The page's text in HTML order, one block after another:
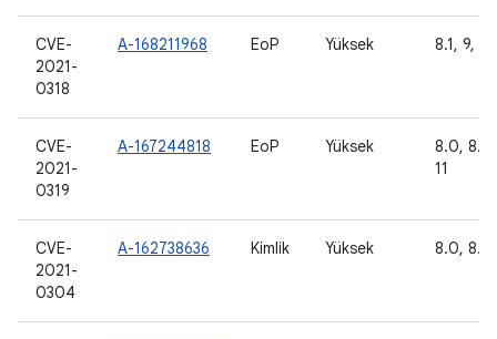
CVE-
2021-
0318
A-168211968 EoP Yüksek 8.1, 9,
CVE-
2021-
0319
A-167244818 EoP Yüksek
8.0, 8.1,
11
CVE-
2021-
0304
A-162738636 Kimlik Yüksek 8.0, 8.1,